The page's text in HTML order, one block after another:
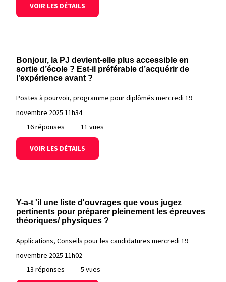
VOIR LES DÉTAILS
Bonjour, la PJ devient-elle plus accessible en
sortie d’école ? Est-il préférable d’acquérir de
l’expérience avant ?
Postes à pourvoir, programme pour diplômés mercredi 19
novembre 2025 11h34
16 réponses
11 vues
VOIR LES DÉTAILS
Y-a-t 'il une liste d'ouvrages que vous jugez
pertinents pour préparer pleinement les épreuves
théoriques/ physiques ?
Applications, Conseils pour les candidatures mercredi 19
novembre 2025 11h02
13 réponses
5 vues